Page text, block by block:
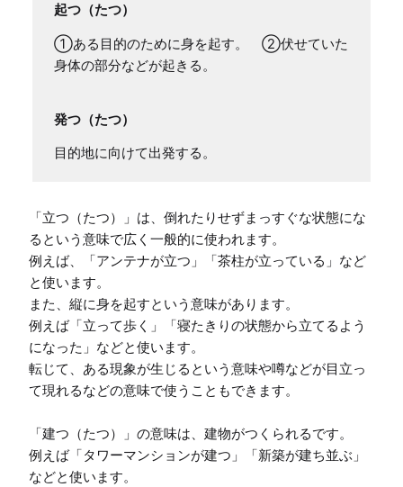
起つ（たつ）
①ある目的のために身を起す。 ②伏せていた
身体の部分などが起きる。
発つ（たつ）
目的地に向けて出発する。
「立つ（たつ）」は、倒れたりせずまっすぐな状態にな
るという意味で広く一般的に使われます。
例えば、「アンテナが立つ」「茶柱が立っている」など
と使います。
また、縦に身を起すという意味があります。
例えば「立って歩く」「寝たきりの状態から立てるよう
になった」などと使います。
転じて、ある現象が生じるという意味や噂などが目立っ
て現れるなどの意味で使うこともできます。
「建つ（たつ）」の意味は、建物がつくられるです。
例えば「タワーマンションが建つ」「新築が建ち並ぶ」
などと使います。